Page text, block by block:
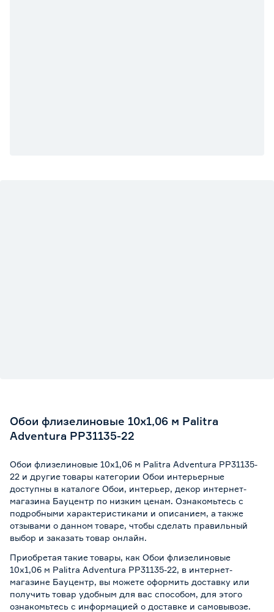
Обои флизелиновые 10х1,06 м Palitra
Adventura PP31135-22
Обои флизелиновые 10х1,06 м Palitra Adventura PP31135-
22 и другие товары категории Обои интерьерные
доступны в каталоге Обои, интерьер, декор интернет-
магазина Бауцентр по низким ценам. Ознакомьтесь с
подробными характеристиками и описанием, а также
отзывами о данном товаре, чтобы сделать правильный
выбор и заказать товар онлайн.
Приобретая такие товары, как Обои флизелиновые
10х1,06 м Palitra Adventura PP31135-22, в интернет-
магазине Бауцентр, вы можете оформить доставку или
получить товар удобным для вас способом, для этого
ознакомьтесь с информацией о доставке и самовывозе.